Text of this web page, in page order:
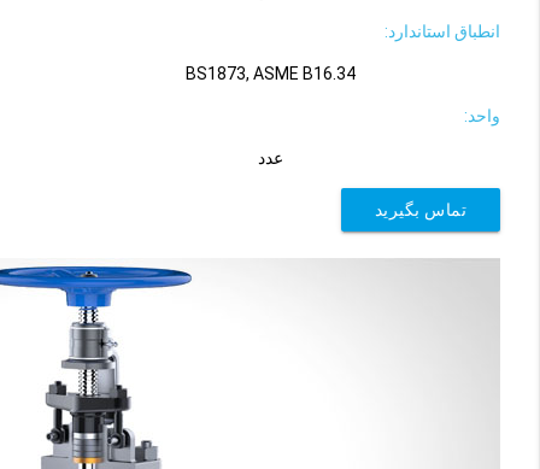
انطباق استاندارد:
BS1873, ASME B16.34
واحد:
عدد
تماس بگیرید